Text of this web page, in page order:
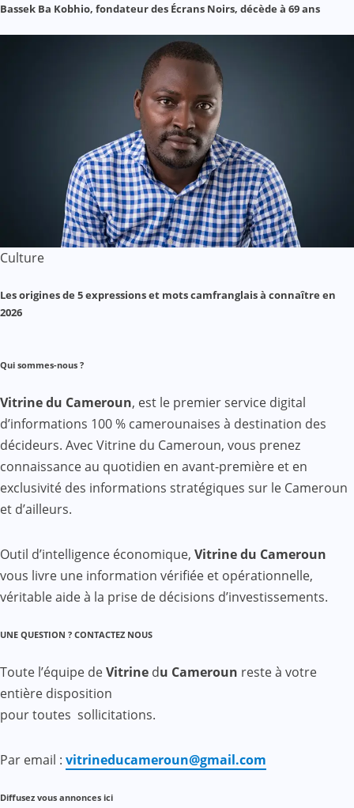
Bassek Ba Kobhio, fondateur des Écrans Noirs, décède à 69 ans
Culture
Les origines de 5 expressions et mots camfranglais à connaître en
2026
Qui sommes-nous ?
Vitrine du Cameroun, est le premier service digital
d’informations 100 % camerounaises à destination des
décideurs. Avec Vitrine du Cameroun, vous prenez
connaissance au quotidien en avant-première et en
exclusivité des informations stratégiques sur le Cameroun
et d’ailleurs.
Outil d’intelligence économique, Vitrine du Cameroun
vous livre une information vérifiée et opérationnelle,
véritable aide à la prise de décisions d’investissements.
UNE QUESTION ? CONTACTEZ NOUS
Toute l’équipe deVitrine du Cameroun reste à votre
entière disposition
pour toutes sollicitations.
Par email : vitrineducameroun@gmail.com
Diffusez vous annonces ici